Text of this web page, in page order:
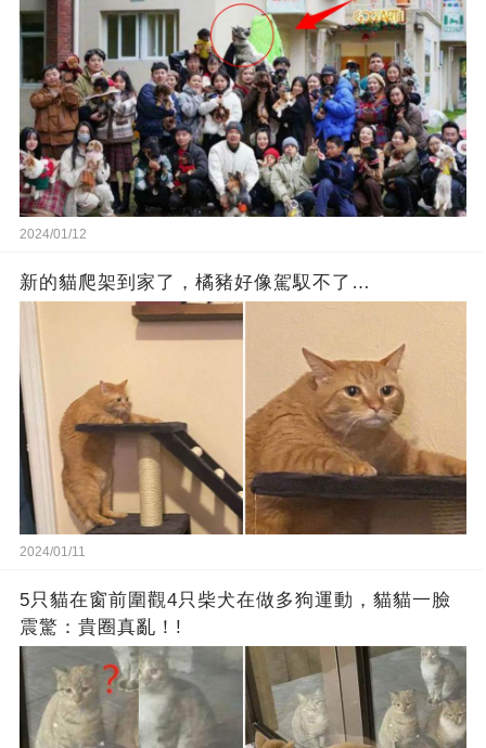
2024/01/12
新的貓爬架到家了，橘豬好像駕馭不了…
2024/01/11
5只貓在窗前圍觀4只柴犬在做多狗運動，貓貓一臉
震驚：貴圈真亂！!